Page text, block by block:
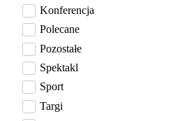
Konferencja
Polecane
Pozostałe
Spektakl
Sport
Targi